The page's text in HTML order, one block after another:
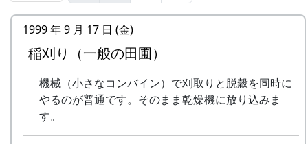
里山の自然と暮らしを守ろうと、全国に棚田オー
「この村に、喰われる」、「この村を、喰ってや
る」って、いやいやいや、岩座神はそんな村じゃ
ありませんよ。
棚⽥のイネに
メシアとポン四郎
6
ふるさと加美の⾥へ
7
棚⽥の⾵
アンジェラ
1999 年 9 月 17 日 (金)
稲刈り（一般の田圃）
機械（小さなコンバイン）で刈取りと脱穀を同時に
やるのが普通です。そのまま乾燥機に放り込みま
す。